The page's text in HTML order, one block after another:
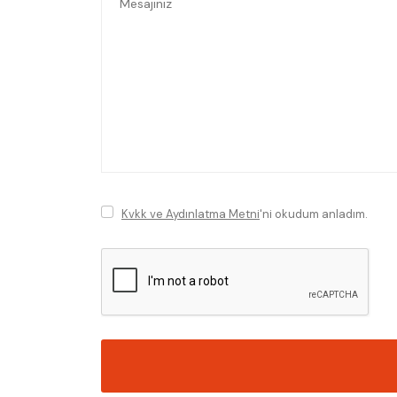
Kvkk ve Aydınlatma Metni'ni okudum anladım.